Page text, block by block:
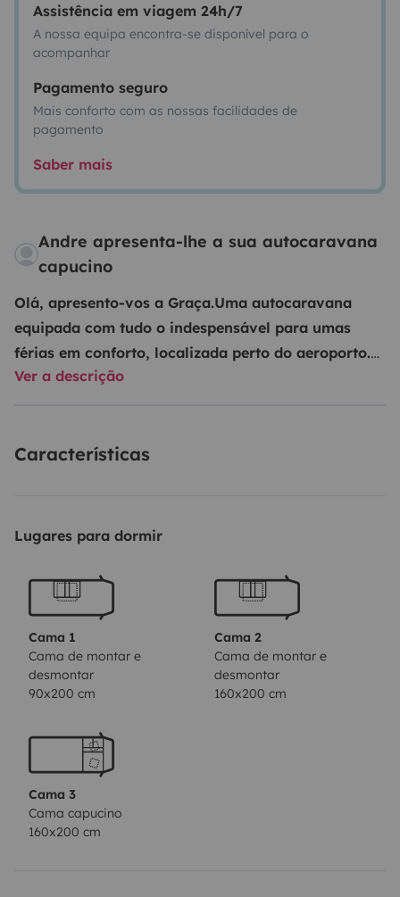
Assistência em viagem 24h/7
A nossa equipa encontra-se disponível para o
acompanhar
Pagamento seguro
Mais conforto com as nossas facilidades de
pagamento
Saber mais
Andre apresenta-lhe a sua autocaravana
capucino
Olá, apresento-vos a Graça.Uma autocaravana
equipada com tudo o indespensável para umas
férias em conforto, localizada perto do aeroporto.
Espaçosa e luminosa permite várias configuraçoes
sempre feita no capucino, com cortina para
Duas mesas
- Cozinha equipada com frigorífico, fogão
com sanita química de cassete e duche- Roupeiro e
diversos espaços de arrumação
- Aquecedor a gás
onda pura 230V / 500W
- Rádio com ligação bluetooth
compatível com qualquer aparelho- Diversas saídas
USB na cabine e no habitáculo- Toldo exterior
- Suporte para 3 bicicletas
para ligação a 220V
80LExtras incluídos:
para cozinhar
de-banho - Kit de limpeza
Ver a descrição
Características
Lugares para dormir
Cama 1
Cama de montar e
desmontar
90x200 cm
Cama 2
Cama de montar e
desmontar
160x200 cm
Cama 3
Cama capucino
160x200 cm